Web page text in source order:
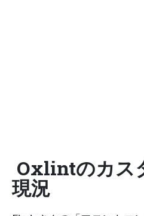
Oxlintのカス
現況